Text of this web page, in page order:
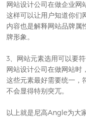
网站设计公司在做企业网
这样可以让用户知道你们
内容也是解释网站品牌属
牌形象。
3、网站元素选用可以要
网站设计公司在做网站时
这些元素最好需要统一，
不会显得特别突兀。
以上就是尼高Angle为大